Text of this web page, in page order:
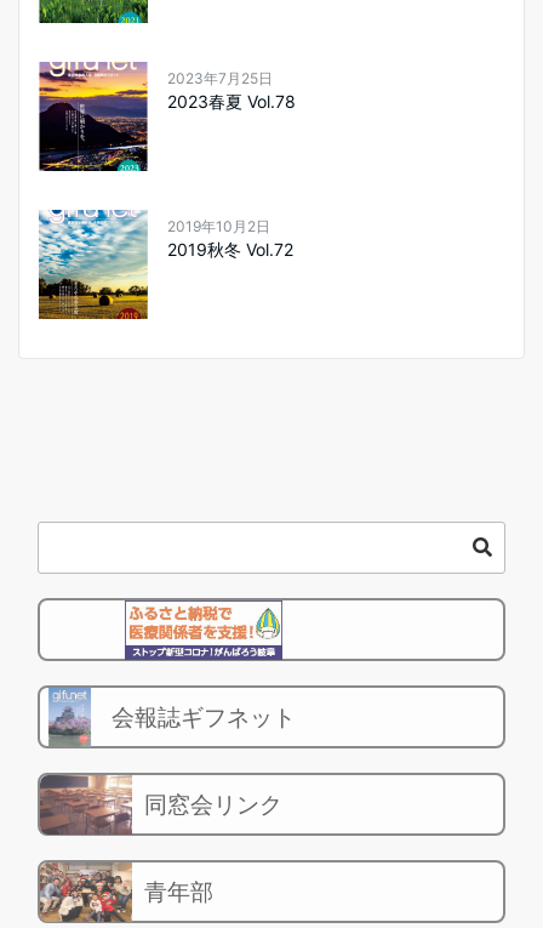
2023年7月25日
2023春夏 Vol.78
2019年10月2日
2019秋冬 Vol.72
会報誌ギフネット
同窓会リンク
青年部